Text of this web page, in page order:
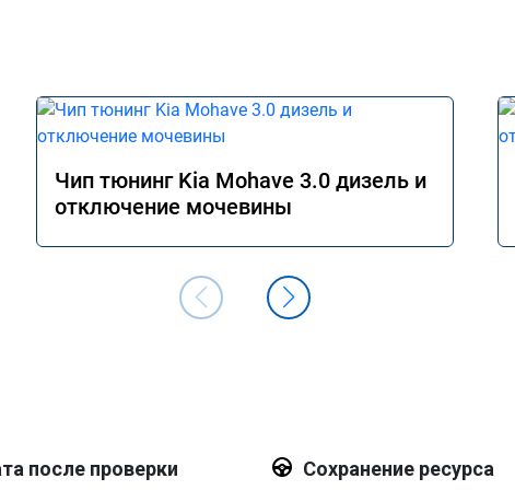
Чип тюнинг Kia Mohave 3.0 дизель и
отключение мочевины
после проверки Сохранение ресурса